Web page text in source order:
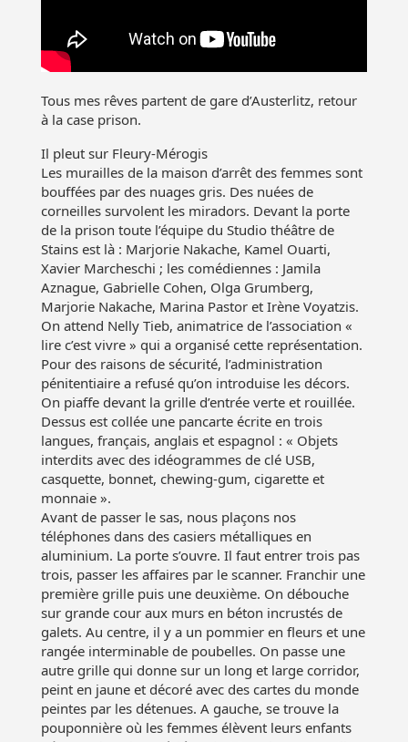
Tous mes rêves partent de gare d’Austerlitz, retour
à la case prison.
Il pleut sur Fleury-Mérogis
Les murailles de la maison d’arrêt des femmes sont
bouffées par des nuages gris. Des nuées de
corneilles survolent les miradors. Devant la porte
de la prison toute l’équipe du Studio théâtre de
Stains est là : Marjorie Nakache, Kamel Ouarti,
Xavier Marcheschi ; les comédiennes : Jamila
Aznague, Gabrielle Cohen, Olga Grumberg,
Marjorie Nakache, Marina Pastor et Irène Voyatzis.
On attend Nelly Tieb, animatrice de l’association «
lire c’est vivre » qui a organisé cette représentation.
Pour des raisons de sécurité, l’administration
pénitentiaire a refusé qu’on introduise les décors.
On piaffe devant la grille d’entrée verte et rouillée.
Dessus est collée une pancarte écrite en trois
langues, français, anglais et espagnol : « Objets
interdits avec des idéogrammes de clé USB,
casquette, bonnet, chewing-gum, cigarette et
monnaie ».
Avant de passer le sas, nous plaçons nos
téléphones dans des casiers métalliques en
aluminium. La porte s’ouvre. Il faut entrer trois pas
trois, passer les affaires par le scanner. Franchir une
première grille puis une deuxième. On débouche
sur grande cour aux murs en béton incrustés de
galets. Au centre, il y a un pommier en fleurs et une
rangée interminable de poubelles. On passe une
autre grille qui donne sur un long et large corridor,
peint en jaune et décoré avec des cartes du monde
peintes par les détenues. A gauche, se trouve la
pouponnière où les femmes élèvent leurs enfants